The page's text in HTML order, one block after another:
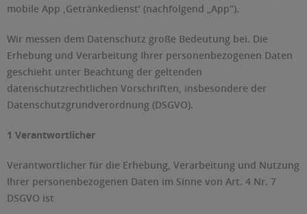
mobile App ‚Getränkedienst‘ (nachfolgend „App“).
Wir messen dem Datenschutz große Bedeutung bei. Die
Erhebung und Verarbeitung Ihrer personenbezogenen Daten
geschieht unter Beachtung der geltenden
datenschutzrechtlichen Vorschriften, insbesondere der
Datenschutzgrundverordnung (DSGVO).
1 Verantwortlicher
Verantwortlicher für die Erhebung, Verarbeitung und Nutzung
Ihrer personenbezogenen Daten im Sinne von Art. 4 Nr. 7
DSGVO ist